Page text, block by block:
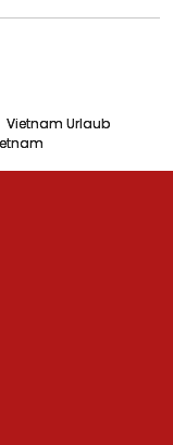
Vietnam Urlaub